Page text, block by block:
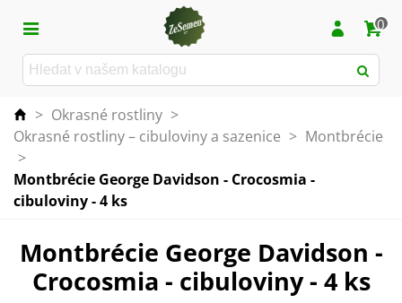
0
> Okrasné rostliny >
Okrasné rostliny – cibuloviny a sazenice > Montbrécie
>
Montbrécie George Davidson - Crocosmia -
cibuloviny - 4 ks
Montbrécie George Davidson -
Crocosmia - cibuloviny - 4 ks